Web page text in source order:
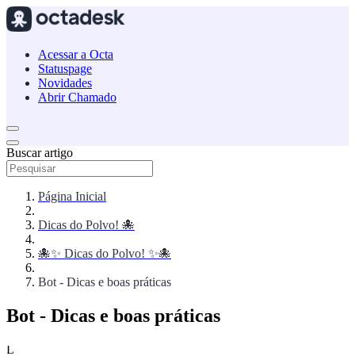
Acessar a Octa
Statuspage
Novidades
Abrir Chamado
Buscar artigo
Página Inicial
Dicas do Polvo! 🐙
🐙✨ Dicas do Polvo! ✨🐙
Bot - Dicas e boas práticas
Bot - Dicas e boas práticas
L